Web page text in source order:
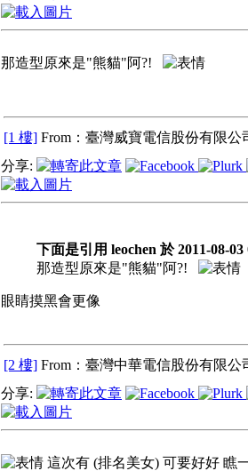
那造型原來是"熊貓"阿?!
[1 樓] From：臺灣威寶電信股份有限公
分享:
下面是引用 leochen 於 2011-08-
那造型原來是"熊貓"阿?!
眼睛摸黑會更像
[2 樓] From：臺灣中華電信股份有限公
分享:
這次有 (排名美女) 可要好好 瞧